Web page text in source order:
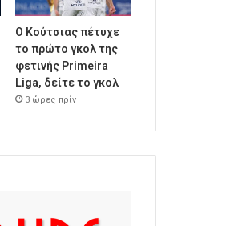
Ο Κούτσιας πέτυχε
το πρώτο γκολ της
φετινής Primeira
Liga, δείτε το γκολ
3 ώρες πρίν